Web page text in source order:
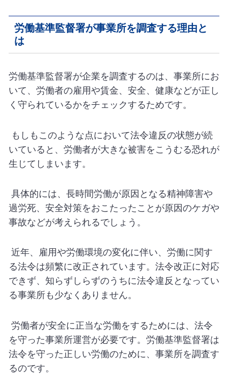
労働基準監督署が事業所を調査する理由と
は
労働基準監督署が企業を調査するのは、事業所にお
いて、労働者の雇用や賃金、安全、健康などが正し
く守られているかをチェックするためです。
もしもこのような点において法令違反の状態が続
いていると、労働者が大きな被害をこうむる恐れが
生じてしまいます。
具体的には、長時間労働が原因となる精神障害や
過労死、安全対策をおこたったことが原因のケガや
事故などが考えられるでしょう。
近年、雇用や労働環境の変化に伴い、労働に関す
る法令は頻繁に改正されています。法令改正に対応
できず、知らずしらずのうちに法令違反となってい
る事業所も少なくありません。
労働者が安全に正当な労働をするためには、法令
を守った事業所運営が必要です。労働基準監督署は
法令を守った正しい労働のために、事業所を調査す
るのです。